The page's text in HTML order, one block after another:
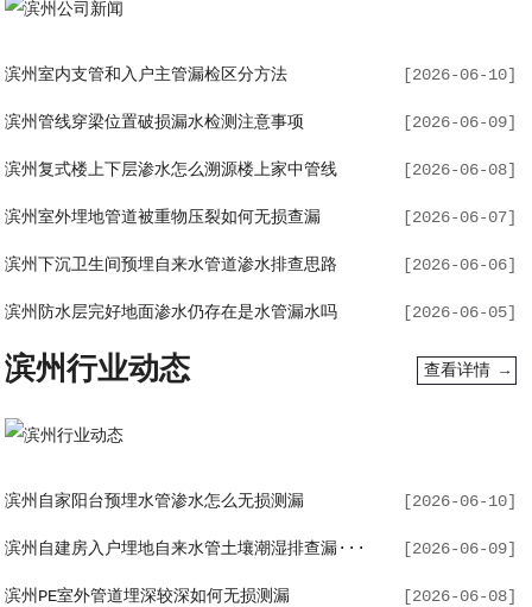
滨州室内支管和入户主管漏检区分方法 [2026-06-10]
滨州管线穿梁位置破损漏水检测注意事项 [2026-06-09]
滨州复式楼上下层渗水怎么溯源楼上家中管线 [2026-06-08]
滨州室外埋地管道被重物压裂如何无损查漏 [2026-06-07]
滨州下沉卫生间预埋自来水管道渗水排查思路 [2026-06-06]
滨州防水层完好地面渗水仍存在是水管漏水吗 [2026-06-05]
查看详情 →
滨州行业动态
滨州自家阳台预埋水管渗水怎么无损测漏 [2026-06-10]
滨州自建房入户埋地自来水管土壤潮湿排查漏··· [2026-06-09]
滨州PE室外管道埋深较深如何无损测漏 [2026-06-08]